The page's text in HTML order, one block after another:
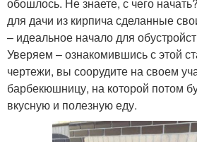
обошлось. Не знаете, с чего
для дачи из кирпича сделанные
– идеальное начало для
Уверяем – ознакомившись с этой
чертежи, вы соорудите на своем
барбекюшницу, на которой потом
вкусную и полезную еду.